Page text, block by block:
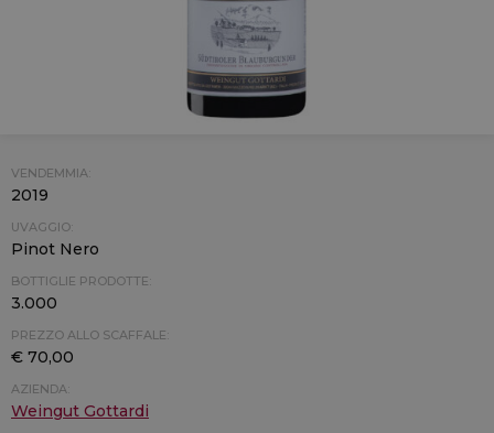
VENDEMMIA:
2019
UVAGGIO:
Pinot Nero
BOTTIGLIE PRODOTTE:
3.000
PREZZO ALLO SCAFFALE:
€ 70,00
AZIENDA:
Weingut Gottardi